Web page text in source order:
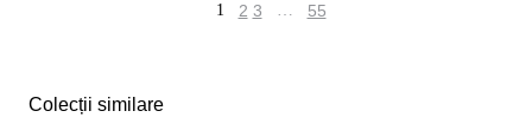
1 2 3 … 55
Colecții similare